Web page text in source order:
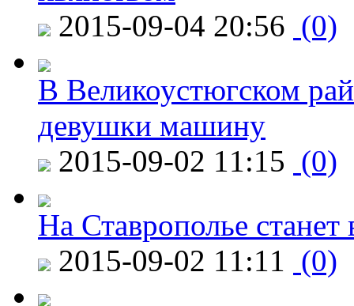
2015-09-04 20:56 (0)
В Великоустюгском
девушки машину
2015-09-02 11:15 (0)
На Ставрополье
2015-09-02 11:11 (0)